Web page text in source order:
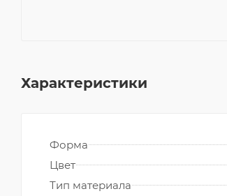
Характеристики
Форма
Цвет
Тип материала